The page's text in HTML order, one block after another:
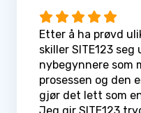
Etter å ha prøvd
skiller SITE123
nybegynnere som
prosessen og den
gjør det lett som